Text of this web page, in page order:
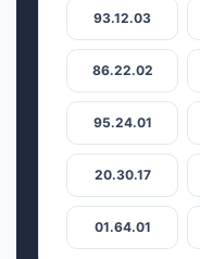
93.12.03
86.22.02
95.24.01
20.30.17
01.64.01